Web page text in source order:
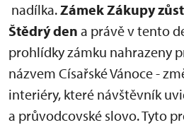
nadílka.Zámek Zákupy
Štědrý den a právě v tento
prohlídky zámku nahrazeny
názvem Císařské Vánoce -
interiéry, které návštěvník
a průvodcovské slovo. Tyto